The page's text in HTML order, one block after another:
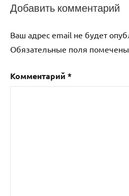
Добавить комментарий
Ваш адрес email не будет
Обязательные поля помечены
Комментарий *